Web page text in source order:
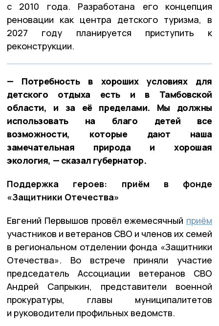
с 2010 года. Разработана его концепция
реновации как центра детского туризма, в
2027 году планируется приступить к
реконструкции.
— Потребность в хороших условиях для
детского отдыха есть и в Тамбовской
области, и за её пределами. Мы должны
использовать на благо детей все
возможности, которые дают наша
замечательная природа и хорошая
экология, — сказал губернатор.
Поддержка героев: приём в фонде
«Защитники Отечества»
Евгений Первышов провёл ежемесячный приём
участников и ветеранов СВО и членов их семей
в региональном отделении фонда «Защитники
Отечества». Во встрече приняли участие
председатель Ассоциации ветеранов СВО
Андрей Сапрыкин, представители военной
прокуратуры, главы муниципалитетов
и руководители профильных ведомств.